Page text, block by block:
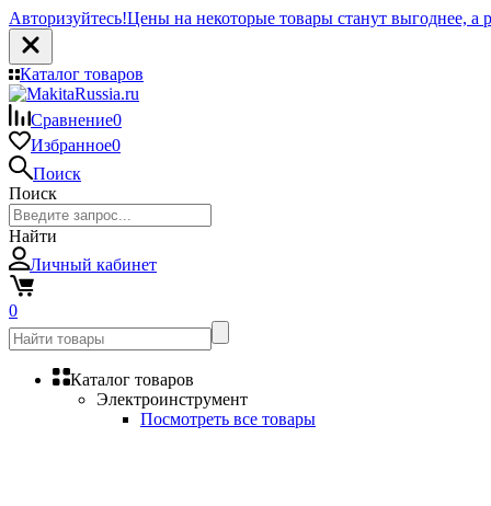
Авторизуйтесь!Цены на некоторые товары станут выгоднее, а
Каталог товаров
Сравнение0
Избранное0
Поиск
Поиск
Найти
Личный кабинет
0
Каталог товаров
Электроинструмент
Посмотреть все товары